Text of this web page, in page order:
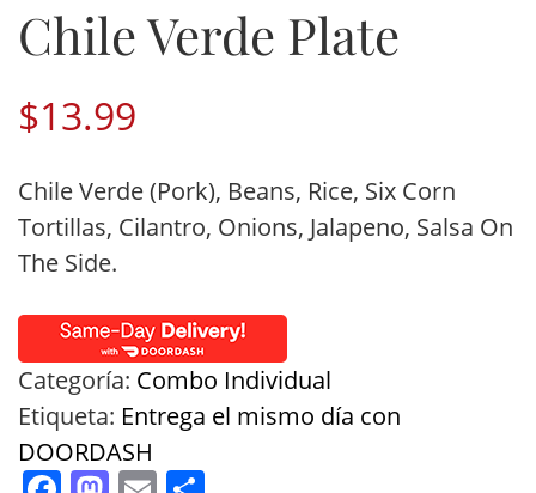
Chile Verde Plate
$13.99
Chile Verde (Pork), Beans, Rice, Six Corn
Tortillas, Cilantro, Onions, Jalapeno, Salsa On
The Side.
Categoría: Combo Individual
Etiqueta: Entrega el mismo día con
DOORDASH